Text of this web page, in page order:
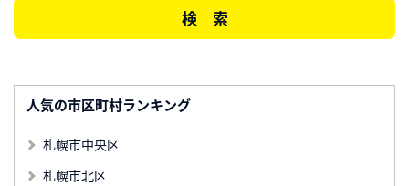
人気の市区町村ランキング
札幌市中央区
札幌市北区